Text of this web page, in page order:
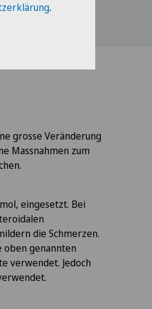
grosse Veränderung
Massnahmen zum
eingesetzt. Bei
die Schmerzen.
oben genannten
verwendet. Jedoch
.